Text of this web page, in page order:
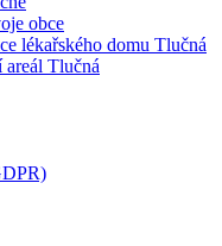
obce
lékařského domu Tlučná
Tlučná